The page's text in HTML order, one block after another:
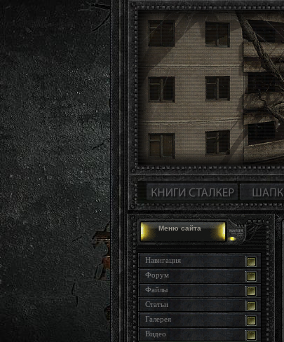
Меню сайта
Навигация
Форум
Файлы
Статьи
Галерея
Видео